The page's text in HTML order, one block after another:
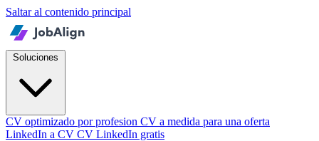
Saltar al contenido principal
CV optimizado por profesion CV a medida para una oferta
LinkedIn a CV CV LinkedIn gratis